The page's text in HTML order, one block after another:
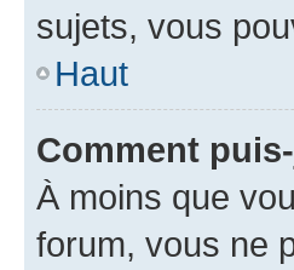
sujets, vous
Haut
Comment
À moins que
forum, vous ne